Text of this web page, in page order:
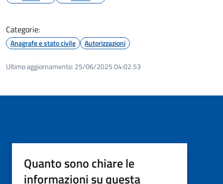
Categorie:
Anagrafe e stato civile Autorizzazioni
Ultimo aggiornamento: 25/06/2025 04:02.53
Quanto sono chiare le
informazioni su questa